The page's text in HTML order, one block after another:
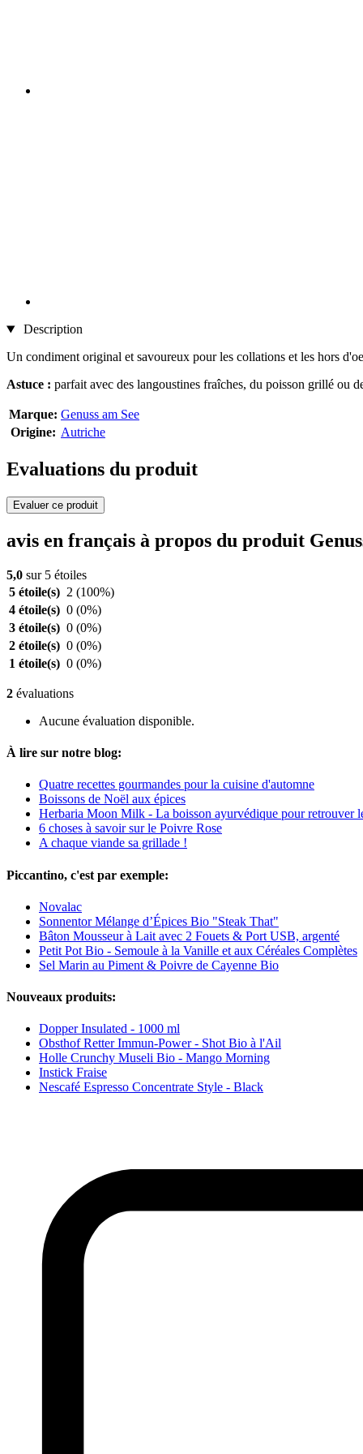
Description
Un condiment original et savoureux pour les collations et les hors
Astuce : parfait avec des langoustines fraîches, du poisson grillé ou
Marque: Genuss am See
Origine: Autriche
Evaluations du produit
Evaluer ce produit
avis en français à propos du produit
5,0 sur 5 étoiles
5 étoile(s) 2 (100%)
4 étoile(s) 0 (0%)
3 étoile(s) 0 (0%)
2 étoile(s) 0 (0%)
1 étoile(s) 0 (0%)
2 évaluations
Aucune évaluation disponible.
À lire sur notre blog:
Quatre recettes gourmandes pour la cuisine d'automne
Boissons de Noël aux épices
Herbaria Moon Milk - La boisson ayurvédique pour retrouver
6 choses à savoir sur le Poivre Rose
A chaque viande sa grillade !
Piccantino, c'est par exemple:
Novalac
Sonnentor Mélange d’Épices Bio "Steak That"
Bâton Mousseur à Lait avec 2 Fouets & Port USB, argenté
Petit Pot Bio - Semoule à la Vanille et aux Céréales Complètes
Sel Marin au Piment & Poivre de Cayenne Bio
Nouveaux produits:
Dopper Insulated - 1000 ml
Obsthof Retter Immun-Power - Shot Bio à l'Ail
Holle Crunchy Museli Bio - Mango Morning
Instick Fraise
Nescafé Espresso Concentrate Style - Black